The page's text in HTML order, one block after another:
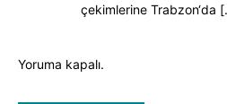
çekimlerine Trabzon‘da
Yoruma kapalı.